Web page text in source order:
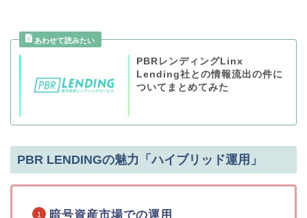
PBRレンディングLinx
Lending社との情報流出の件に
ついてまとめてみた
PBR LENDINGの魅力「ハイブリッド運用」
暗号資産市場での運用